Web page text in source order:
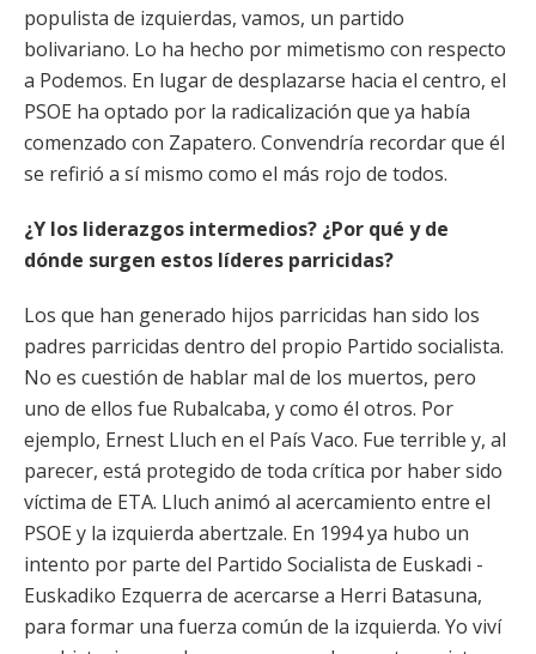
populista de izquierdas, vamos, un partido
bolivariano. Lo ha hecho por mimetismo con respecto
a Podemos. En lugar de desplazarse hacia el centro, el
PSOE ha optado por la radicalización que ya había
comenzado con Zapatero. Convendría recordar que él
se refirió a sí mismo como el más rojo de todos.
¿Y los liderazgos intermedios? ¿Por qué y de
dónde surgen estos líderes parricidas?
Los que han generado hijos parricidas han sido los
padres parricidas dentro del propio Partido socialista.
No es cuestión de hablar mal de los muertos, pero
uno de ellos fue Rubalcaba, y como él otros. Por
ejemplo, Ernest Lluch en el País Vaco. Fue terrible y, al
parecer, está protegido de toda crítica por haber sido
víctima de ETA. Lluch animó al acercamiento entre el
PSOE y la izquierda abertzale. En 1994 ya hubo un
intento por parte del Partido Socialista de Euskadi -
Euskadiko Ezquerra de acercarse a Herri Batasuna,
para formar una fuerza común de la izquierda. Yo viví